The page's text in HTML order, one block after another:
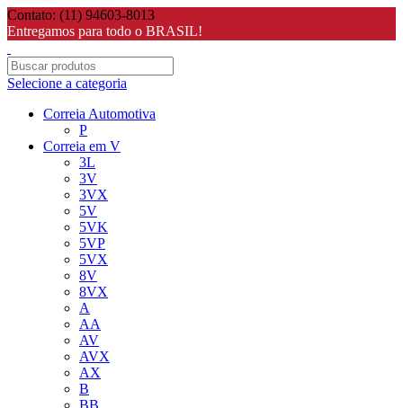
Contato: (11) 94603-8013
Entregamos para todo o BRASIL!
Selecione a categoria
Correia Automotiva
P
Correia em V
3L
3V
3VX
5V
5VK
5VP
5VX
8V
8VX
A
AA
AV
AVX
AX
B
BB